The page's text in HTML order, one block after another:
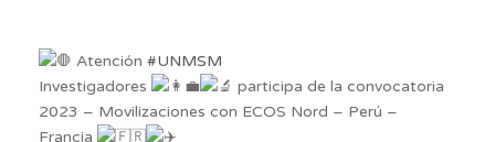
Atención #UNMSM
Investigadores
participa de la convocatoria
2023 – Movilizaciones con ECOS Nord – Perú –
Francia